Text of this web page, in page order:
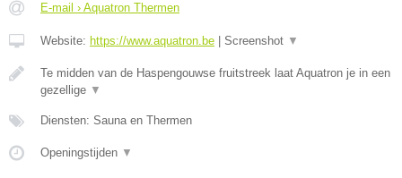
E-mail › Aquatron Thermen
Website: https://www.aquatron.be Screenshot ▼
Te midden van de Haspengouwse fruitstreek laat Aquatron je in een
gezellige ▼
Diensten: Sauna en Thermen
Openingstijden ▼